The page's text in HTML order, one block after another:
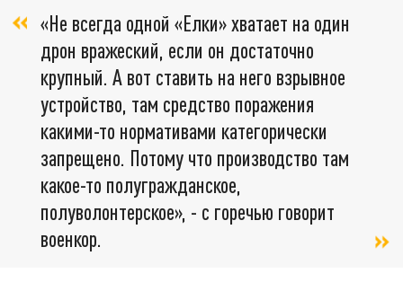
«Не всегда одной «Елки» хватает на один
дрон вражеский, если он достаточно
крупный. А вот ставить на него взрывное
устройство, там средство поражения
какими-то нормативами категорически
запрещено. Потому что производство там
какое-то полугражданское,
полуволонтерское», - с горечью говорит
военкор.